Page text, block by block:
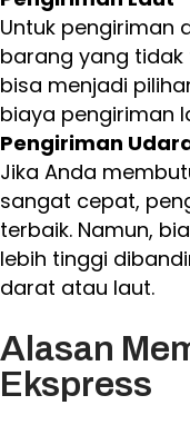
Untuk pengiriman
barang yang
bisa menjadi
biaya pengiriman
Pengiriman
Jika Anda
sangat cepat,
terbaik. Namun,
lebih tinggi
darat atau laut.
Alasan
Ekspress